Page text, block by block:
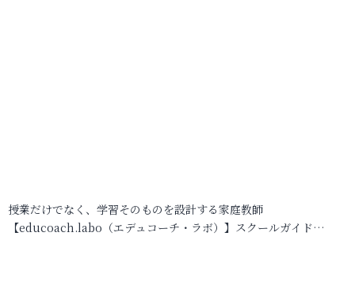
授業だけでなく、学習そのものを設計する家庭教師
【educoach.labo（エデュコーチ・ラボ）】スクールガイド…